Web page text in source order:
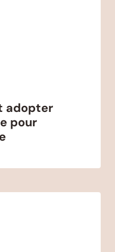
adopter
pour